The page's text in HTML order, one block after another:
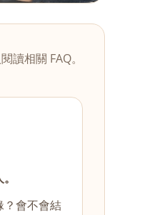
讀相關 FAQ。
？會不會結